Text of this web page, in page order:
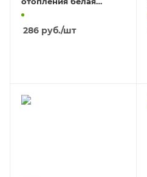
матовая 520мл/12
286 руб./шт